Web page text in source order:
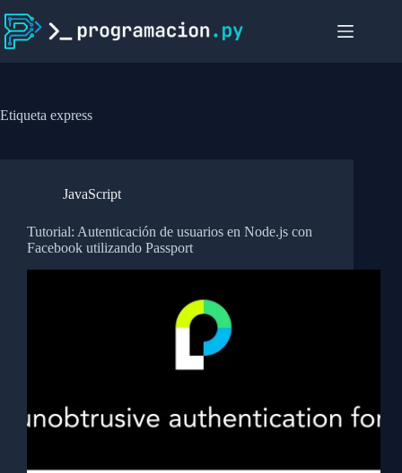
al
contenido
Etiqueta express
JavaScript
Tutorial: Autenticación de usuarios en Node.js con
Facebook utilizando Passport